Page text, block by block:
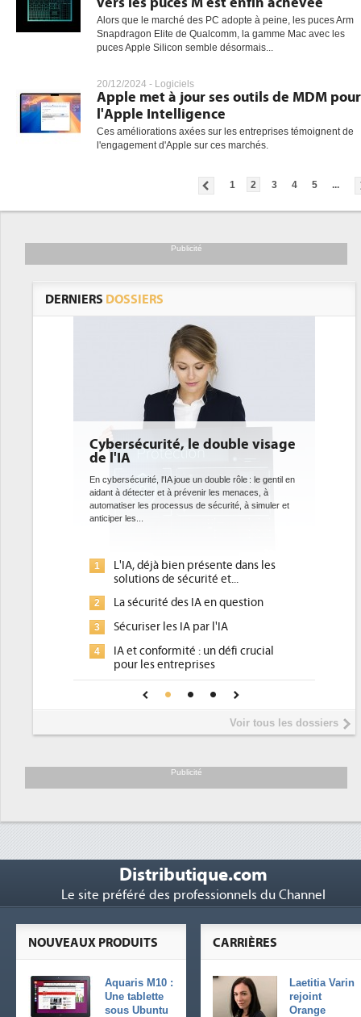
Alors que le marché des PC adopte à peine, les puces Arm
Snapdragon Elite de Qualcomm, la gamme Mac avec les
puces Apple Silicon semble désormais...
20/12/2024 - Logiciels
Apple met à jour ses outils de MDM pour
l'Apple Intelligence
Ces améliorations axées sur les entreprises témoignent de
l'engagement d'Apple sur ces marchés.
1 2 3 4 5 ...
Publicité
DERNIERS DOSSIERS
Cybersécurité, le double visage
En cybersécurité, l'IA joue un double rôle : le gentil en
aidant à détecter et à prévenir les menaces, à
automatiser les processus de sécurité, à simuler et
anticiper les...
L'IA, déjà bien présente dans les
solutions de sécurité et...
La sécurité des IA en question
Sécuriser les IA par l'IA
IA et conformité : un défi crucial
pour les entreprises
Une IA de confiance pour une IA
DEE:
ce que
Phocea
soutient
Voir tous les dossiers
Publicité
Distributique.com
Le site préféré des professionnels du Channel
CARRIÈRES
Laetitia Varin
rejoint
Orange
NOUVEAUX PRODUITS
Aquaris M10 :
Une tablette
sous Ubuntu